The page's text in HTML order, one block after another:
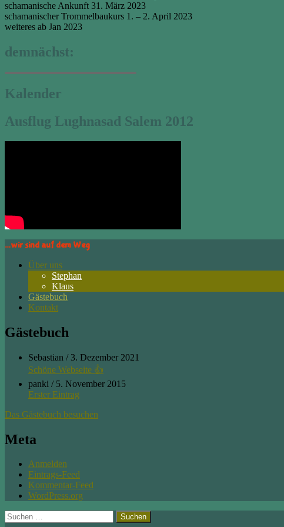
schamanische Ankunft 31. März 2023
schamanischer Trommelbaukurs 1. – 2. April 2023
weiteres ab Jan 2023
demnächst:
Kalender
Ausflug Lughnasad Salem 2012
…wir sind auf dem Weg
Über uns
Stephan
Klaus
Gästebuch
Kontakt
Gästebuch
Sebastian / 3. Dezember 2021
Schöne Webseite 👍
panki / 5. November 2015
Erster Eintrag
Das Gästebuch besuchen
Meta
Anmelden
Eintrags-Feed
Kommentar-Feed
WordPress.org
Suchen